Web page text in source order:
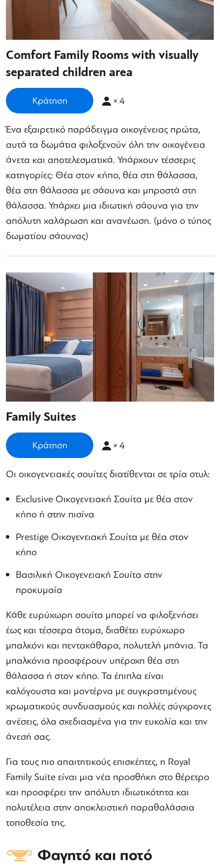
Comfort Family Rooms with visually
separated children area
Κράτηση ×4
Ένα εξαιρετικό παράδειγμα οικογένειας πρώτα,
αυτά τα δωμάτια φιλοξενούν όλη την οικογένεια
άνετα και αποτελεσματικά. Υπάρχουν τέσσερις
κατηγορίες: Θέα στον κήπο, θέα στη θάλασσα,
θέα στη θάλασσα με σάουνα και μπροστά στη
θάλασσα. Υπάρχει μια ιδιωτική σάουνα για την
απόλυτη χαλάρωση και ανανέωση. (μόνο ο τύπος
δωματίου σάουνας)
Family Suites
Κράτηση ×4
Οι οικογενειακές σουίτες διατίθενται σε τρία στυλ:
Exclusive Οικογενειακή Σουίτα με θέα στον
κήπο ή στην πισίνα
Prestige Οικογενειακή Σουίτα με θέα στον
κήπο
Βασιλική Οικογενειακή Σουίτα στην
προκυμαία
Κάθε ευρύχωρη σουίτα μπορεί να φιλοξενήσει
έως και τέσσερα άτομα, διαθέτει ευρύχωρο
μπαλκόνι και πεντακάθαρα, πολυτελή μπάνια. Τα
μπαλκόνια προσφέρουν υπέροχη θέα στη
θάλασσα ή στον κήπο. Τα έπιπλα είναι
καλόγουστα και μοντέρνα με συγκρατημένους
χρωματικούς συνδυασμούς και πολλές σύγχρονες
ανέσεις, όλα σχεδιασμένα για την ευκολία και την
άνεσή σας.
Για τους πιο απαιτητικούς επισκέπτες, η Royal
Family Suite είναι μια νέα προσθήκη στο θέρετρο
και προσφέρει την απόλυτη ιδιωτικότητα και
πολυτέλεια στην αποκλειστική παραθαλάσσια
τοποθεσία της.
Φαγητό και ποτό